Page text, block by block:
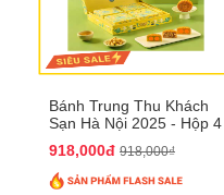
Bánh Trung Thu Khách
Sạn Hà Nội 2025 - Hộp 4
918,000đ 918,000₫